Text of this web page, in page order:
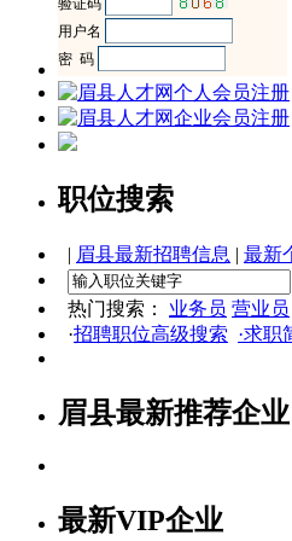
职位搜索
| 眉县最新招聘信息 | 最新
热门搜索： 业务员 营业员
·招聘职位高级搜索 ·求职
眉县最新推荐企业
最新VIP企业